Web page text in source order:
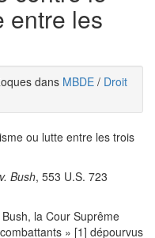
entre les
dans MBDE / Droit
ou lutte entre les trois
Bush, 553 U.S. 723
la Cour Suprême
» [1] dépourvus